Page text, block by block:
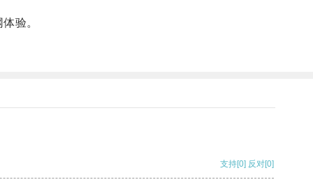
验。
支持[0] 反对[0]